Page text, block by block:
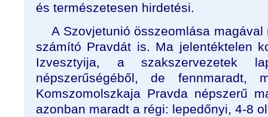
és természetesen hirdetési.
A Szovjetunió összeomlása
számító Pravdát is. Ma jelentéktelen
Izvesztyija, a szakszervezetek
népszerűségéből, de
Komszomolszkaja Pravda népszerű
azonban maradt a régi: lepedőnyi, 4-8